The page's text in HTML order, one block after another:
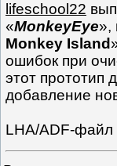
lifeschool22
«MonkeyEye»,
Monkey Island
ошибок при
этот прототип
добавление
LHA/ADF-файл